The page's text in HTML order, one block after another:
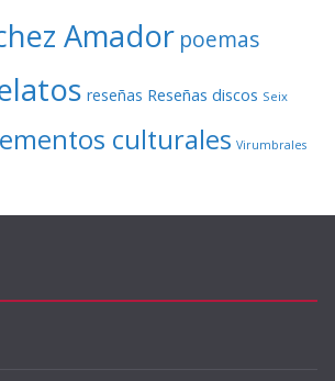
Amador poemas
reseñas Reseñas discos Seix
culturales Virumbrales